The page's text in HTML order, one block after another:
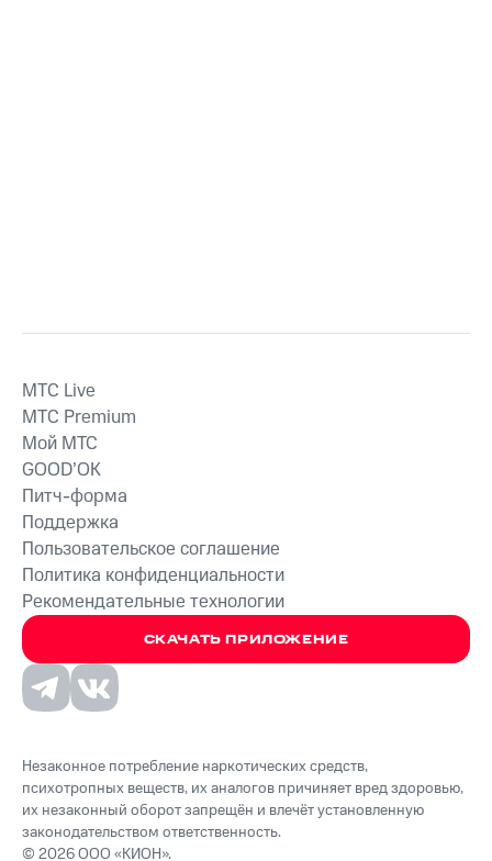
СКАЧАТЬ ПРИЛОЖЕНИЕ
MTС Live
MTС Premium
Мой МТС
GOOD’OK
Питч-форма
Поддержка
Пользовательское соглашение
Политика конфиденциальности
Рекомендательные технологии
Незаконное потребление наркотических средств,
психотропных веществ, их аналогов причиняет вред здоровью,
их незаконный оборот запрещён и влечёт установленную
законодательством ответственность.
© 2026 ООО «КИОН».